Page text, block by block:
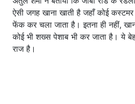
ऐसी जगह खाना खाती है जहाँ कोई
फेंक कर चला जाता है। इतना ही नहीं,
कोई भी शख्स पेशाब भी कर जाता है। ये
राज है।